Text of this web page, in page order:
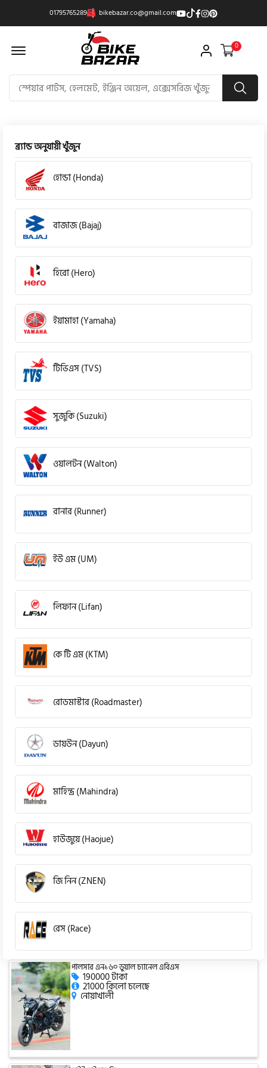
01795765289 bikebazar.co@gmail.com
Offcanvas Menu Open 0
ব্র্যান্ড অনুযায়ী খুঁজুন
হোন্ডা (Honda)
বাজাজ (Bajaj)
হিরো (Hero)
ইয়ামাহা (Yamaha)
টিভিএস (TVS)
সুজুকি (Suzuki)
ওয়ালটন (Walton)
রানার (Runner)
ইউ এম (UM)
লিফান (Lifan)
কে টি এম (KTM)
রোডমাস্টার (Roadmaster)
ডায়উন (Dayun)
মাহিন্দ্র (Mahindra)
হাউজুয়ে (Haojue)
জি নিন (ZNEN)
রেস (Race)
কিওয়ে (KeeWay)
পেগাসাস (Pagasus)
পালসার এন১৬০ ডুয়াল চ্যানেল এবিএস
190000 টাকা
21000 কিলো চলেছে
নোয়াখালী